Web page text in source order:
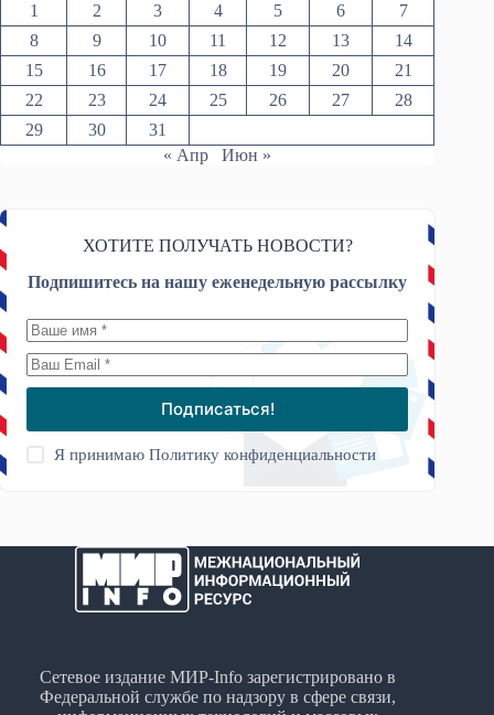
1
2 3 4 5 6
7
8
9 10 11 12 13
14
15
16 17 18 19 20
21
22
23 24 25 26 27
28
29
30
31
« Апр
Июн »
ХОТИТЕ ПОЛУЧАТЬ НОВОСТИ?
Подпишитесь на нашу еженедельную рассылку
Подписаться!
Я принимаюПолитику конфиденциальности
Сетевое издание МИР-Info зарегистрировано в
Федеральной службе по надзору в сфере связи,